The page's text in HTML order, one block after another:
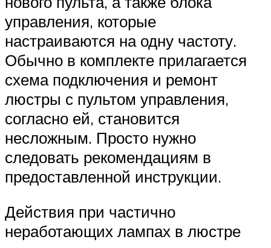
управления, которые
настраиваются на одну частоту.
Обычно в комплекте прилагается
схема подключения и ремонт
люстры с пультом управления,
согласно ей, становится
несложным. Просто нужно
следовать рекомендациям в
предоставленной инструкции.
Действия при частично
неработающих лампах в люстре